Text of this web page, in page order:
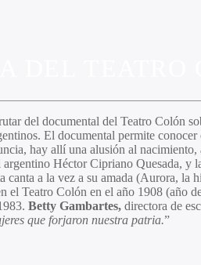
del documental del Teatro Colón
El documental permite
hay allí una alusión al
argentino Héctor Cipriano Quesada, y
a la vez a su amada (Aurora, la
el Teatro Colón en el año 1908 (año
Betty Gambartes, directora de
que forjaron nuestra patria.”